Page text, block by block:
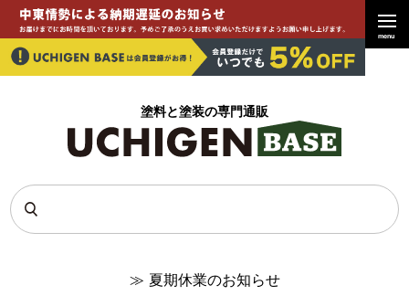
塗料と塗装の専門通販
≫ 夏期休業のお知らせ
menu